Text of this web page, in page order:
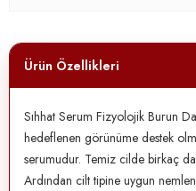
Ürün Özellikleri
Sıhhat Serum Fizyolojik Burun
hedeflenen görünüme destek
serumudur. Temiz cilde birkaç
Ardından cilt tipine uygun